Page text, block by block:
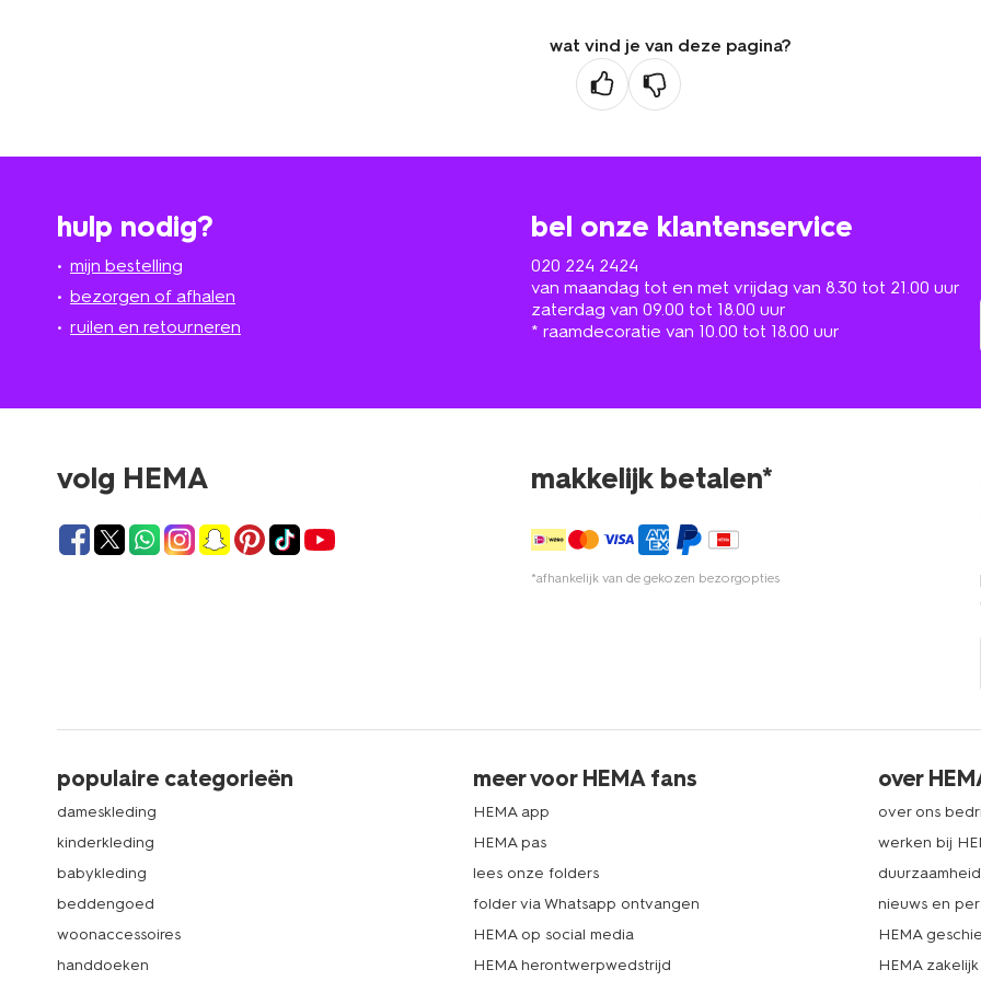
wat vind je van deze pagina?
hulp nodig?
mijn bestelling
bezorgen of afhalen
ruilen en retourneren
bel onze klantenservice
020 224 2424
van maandag tot en met vrijdag van 8.30 tot 21.00 uur
zaterdag van 09.00 tot 18.00 uur
* raamdecoratie van 10.00 tot 18.00 uur
volg HEMA makkelijk betalen*
*afhankelijk van de gekozen bezorgopties
populaire categorieën
dameskleding
kinderkleding
babykleding
beddengoed
woonaccessoires
handdoeken
meer voor HEMA fans
HEMA app
HEMA pas
lees onze folders
folder via Whatsapp ontvangen
HEMA op social media
HEMA herontwerpwedstrijd
over
over ons
werken bij
duurzaamheid
nieuws en
HEMA
HEMA zakelijk